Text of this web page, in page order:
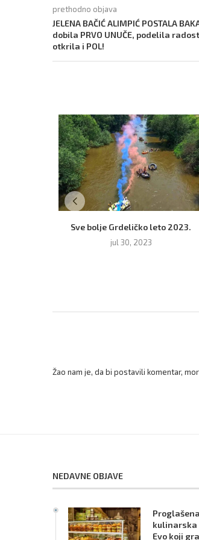
prethodno objava
JELENA BAČIĆ ALIMPIĆ POSTALA
dobila PRVO UNUČE, podelila
otkrila i POL!
Sve bolje Grdeličko leto 2023.
jul 30, 2023
Žao nam je, da bi postavili komentar,
NEDAVNE OBJAVE
kulinarska
Evo koji